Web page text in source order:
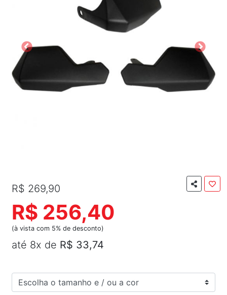
R$ 269,90
R$ 256,40
(à vista com 5% de desconto)
até 8x de R$ 33,74